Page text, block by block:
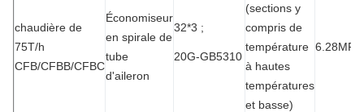
chaudière de
75T/h
CFB/CFBB/CFBC
Économiseur
en spirale de
tube
d'aileron
32*3 ;
20G-GB5310
(sections y
compris de
température
à hautes
températures
et basse)
6.28MPa